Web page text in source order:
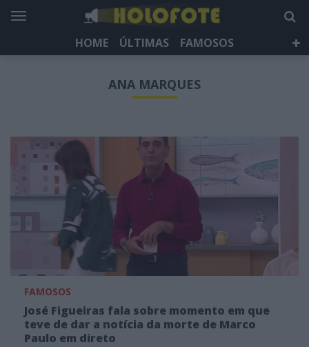
HOME ÚLTIMAS
FAMOSOS
HOLOFOTE TV
NEWSLETTER
ANA MARQUES
FAMOSOS
José Figueiras fala sobre momento em que
teve de dar a notícia da morte de Marco
Paulo em direto